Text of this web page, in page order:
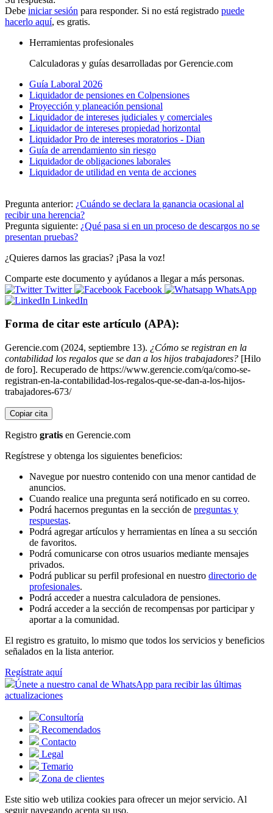
Debe iniciar sesión para responder. Si no está registrado puede
hacerlo aquí, es gratis.
Herramientas profesionales
Calculadoras y guías desarrolladas por Gerencie.com
Guía Laboral 2026
Liquidador de pensiones en Colpensiones
Proyección y planeación pensional
Liquidador de intereses judiciales y comerciales
Liquidador de intereses propiedad horizontal
Liquidador Pro de intereses moratorios - Dian
Guía de arrendamiento sin riesgo
Liquidador de obligaciones laborales
Liquidador de utilidad en venta de acciones
Pregunta anterior: ¿Cuándo se declara la ganancia ocasional al
recibir una herencia?
Pregunta siguiente: ¿Qué pasa si en un proceso de descargos no se
presentan pruebas?
¿Quieres darnos las gracias? ¡Pasa la voz!
Comparte este documento y ayúdanos a llegar a más personas.
Twitter
Facebook
WhatsApp
LinkedIn
Forma de citar este artículo (APA):
Gerencie.com (2024, septiembre 13). ¿Cómo se registran en la
contabilidad los regalos que se dan a los hijos trabajadores? [Hilo
de foro]. Recuperado de https://www.gerencie.com/qa/como-se-
registran-en-la-contabilidad-los-regalos-que-se-dan-a-los-hijos-
trabajadores-673/
Copiar cita
Registro gratis en Gerencie.com
Regístrese y obtenga los siguientes beneficios:
Navegue por nuestro contenido con una menor cantidad de
anuncios.
Cuando realice una pregunta será notificado en su correo.
Podrá hacernos preguntas en la sección de preguntas y
respuestas.
Podrá agregar artículos y herramientas en línea a su sección
de favoritos.
Podrá comunicarse con otros usuarios mediante mensajes
privados.
Podrá publicar su perfil profesional en nuestro directorio de
profesionales.
Podrá acceder a nuestra calculadora de pensiones.
Podrá acceder a la sección de recompensas por participar y
aportar a la comunidad.
El registro es gratuito, lo mismo que todos los servicios y beneficios
señalados en la lista anterior.
Regístrate aquí
Únete a nuestro canal de WhatsApp para recibir las últimas
actualizaciones
Consultoría
Recomendados
Contacto
Legal
Temario
Zona de clientes
Este sitio web utiliza cookies para ofrecer un mejor servicio. Al
seguir navegando acepta su uso.